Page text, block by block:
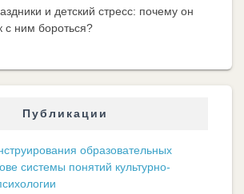
и детский стресс: почему он
с ним бороться?
Публикации
образовательных
системы понятий культурно-